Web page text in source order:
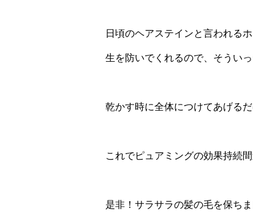
日頃のヘアステインと言われる
生を防いでくれるので、そうい
乾かす時に全体につけてあげる
これでピュアミングの効果持続間
是非！サラサラの髪の毛を保ちま